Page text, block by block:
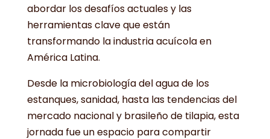
abordar los desafíos actuales y las
herramientas clave que están
transformando la industria acuícola en
América Latina.
Desde la microbiología del agua de los
estanques, sanidad, hasta las tendencias del
mercado nacional y brasileño de tilapia, esta
jornada fue un espacio para compartir